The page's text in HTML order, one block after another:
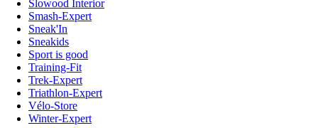
Slowood Interior
Smash-Expert
Sneak'In
Sneakids
Sport is good
Training-Fit
Trek-Expert
Triathlon-Expert
Vélo-Store
Winter-Expert